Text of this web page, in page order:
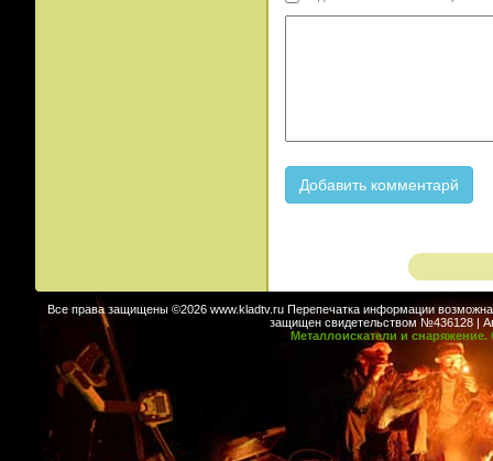
Все права защищены ©2026 www.kladtv.ru Перепечатка информации возможна
защищен свидетельством №436128 |
Металлоискатели и